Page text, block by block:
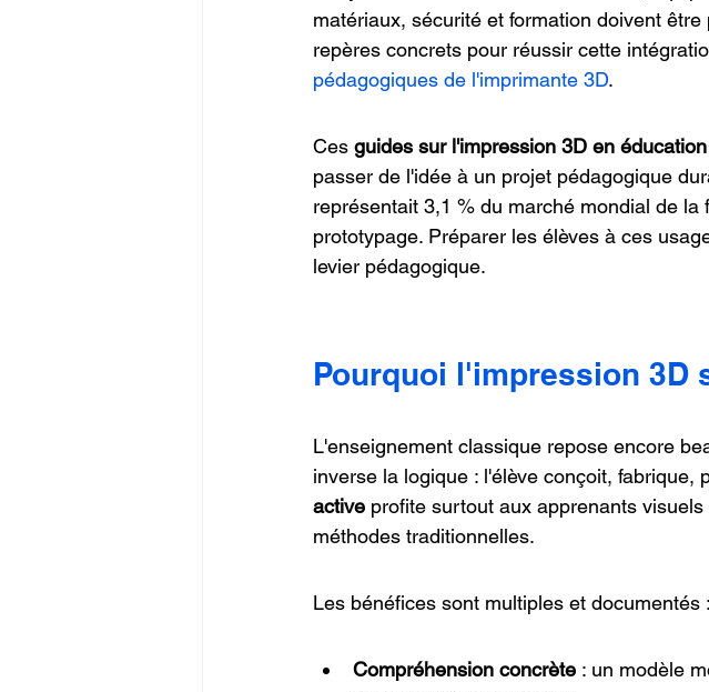
matériaux, sécurité et formation doivent
repères concrets pour réussir cette
pédagogiques de l'imprimante 3D.
Ces guides sur l'impression 3D en éducation
passer de l'idée à un projet pédagogique
représentait 3,1 % du marché mondial de
prototypage. Préparer les élèves à ces
levier pédagogique.
Pourquoi l'impression 3D
L'enseignement classique repose encore
inverse la logique : l'élève conçoit, fabrique,
active profite surtout aux apprenants
méthodes traditionnelles.
Les bénéfices sont multiples et documentés :
Compréhension concrète : un modèle